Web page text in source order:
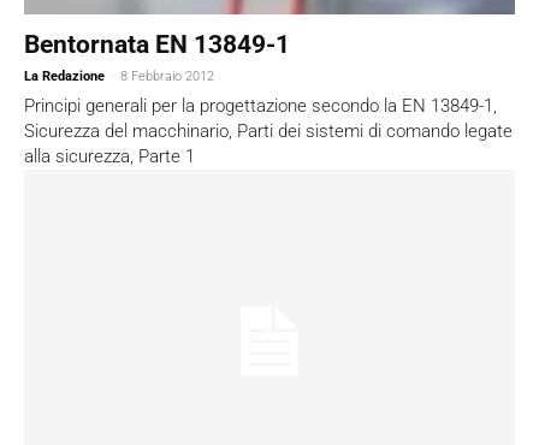
Bentornata EN 13849-1
La Redazione - 8 Febbraio 2012
Principi generali per la progettazione secondo la EN 13849-1,
Sicurezza del macchinario, Parti dei sistemi di comando legate
alla sicurezza, Parte 1